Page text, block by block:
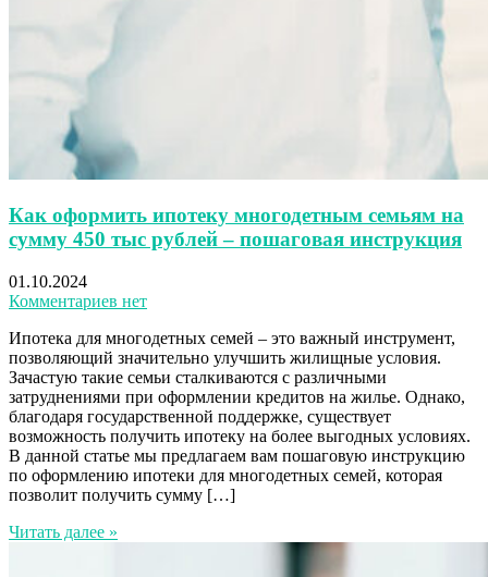
Как оформить ипотеку многодетным семьям на
сумму 450 тыс рублей – пошаговая инструкция
01.10.2024
Комментариев нет
Ипотека для многодетных семей – это важный инструмент,
позволяющий значительно улучшить жилищные условия.
Зачастую такие семьи сталкиваются с различными
затруднениями при оформлении кредитов на жилье. Однако,
благодаря государственной поддержке, существует
возможность получить ипотеку на более выгодных условиях.
В данной статье мы предлагаем вам пошаговую инструкцию
по оформлению ипотеки для многодетных семей, которая
позволит получить сумму […]
Читать далее »